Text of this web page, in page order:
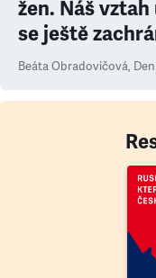
žen. Náš
se ještě
Beáta Obradovičová,